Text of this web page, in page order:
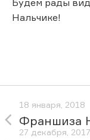
Нальчике!
18 января, 2018
Франшиза
27 декабря, 2017